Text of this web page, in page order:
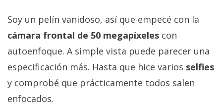
Soy un pelín vanidoso, así que empecé con la
cámara frontal de 50 megapíxeles con
autoenfoque. A simple vista puede parecer una
especificación más. Hasta que hice varios selfies
y comprobé que prácticamente todos salen
enfocados.